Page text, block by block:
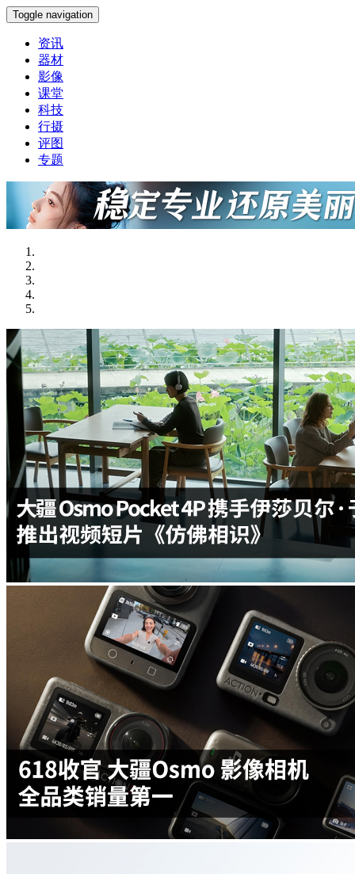
Toggle navigation
资讯
器材
影像
课堂
科技
行摄
评图
专题